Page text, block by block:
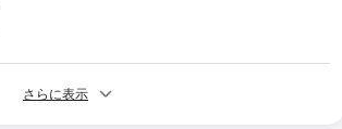
さらに表示